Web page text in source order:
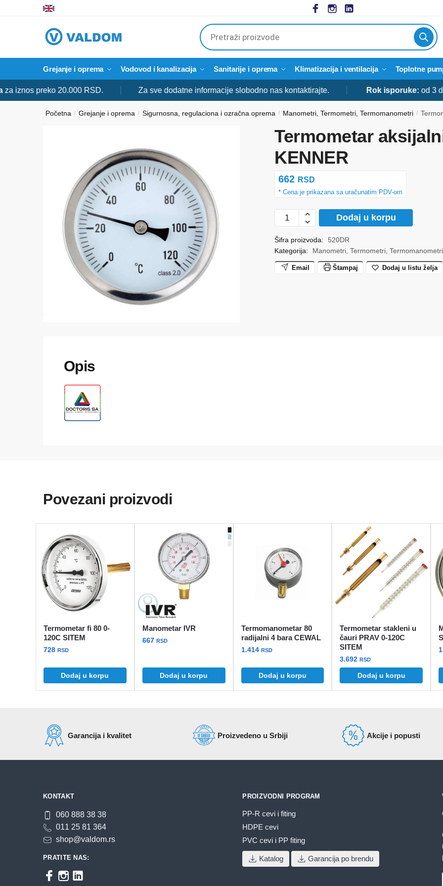
Products
search
Grejanje i oprema Vodovod i kanalizacija Sanitarije i oprema Klimatizacija i ventilacija Toplotne
preko 20.000 RSD. Za sve dodatne informacije slobodno nas kontaktirajte. Rok isporuke:od 3 do 5
Početna / Grejanje i oprema / Sigurnosna, regulaciona i ozračna oprema / Manometri, Termometri, Termomanometri /
Termometar
KENNER
662 RSD
Termometar
aksijalni
fI
63
0-
Dodaj u korpu
Šifra proizvoda:
520DR
Kategorija:
Manometri, Termometri, Termomanometri
Dodaj u listu želja
Email Štampaj
Povezani proizvodi
Termometar fi 80 0-
120C SITEM
728RSD
Dodaj u korpu
Manometar IVR
667 RSD
Dodaj u korpu
Termomanometar 80
radijalni 4 bara CEWAL
1.414 RSD
Dodaj u korpu
Termometar stakleni u
čauri PRAV 0-120C
SITEM
3.692RSD
Dodaj u korpu
Garancija i kvalitet Proizvedeno u Srbiji Akcije i popusti
KONTAKT
060 888 38 38
011 25 81 364
shop@valdom.rs
PRATITE NAS:
PROIZVODNI PROGRAM
PP-R cevi i fiting
HDPE cevi
PVC cevi i PP fiting
Katalog Garancija po brendu